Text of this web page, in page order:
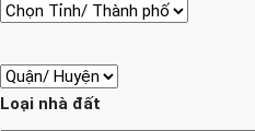
Loại nhà đất